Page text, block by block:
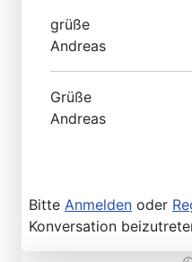
grüße
Andreas
Grüße
Andreas
Bitte Anmelden oder
Konversation